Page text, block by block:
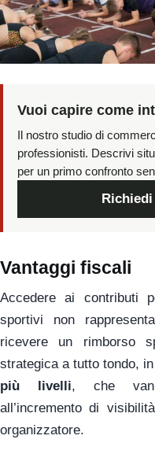
Vuoi capire come
Il nostro studio di
professionisti. Descrivi
per un primo confronto
Vantaggi fiscali
Accedere ai contributi
sportivi non
ricevere un rimborso
strategica a tutto tondo,
più livelli, che
all’incremento di
organizzatore.